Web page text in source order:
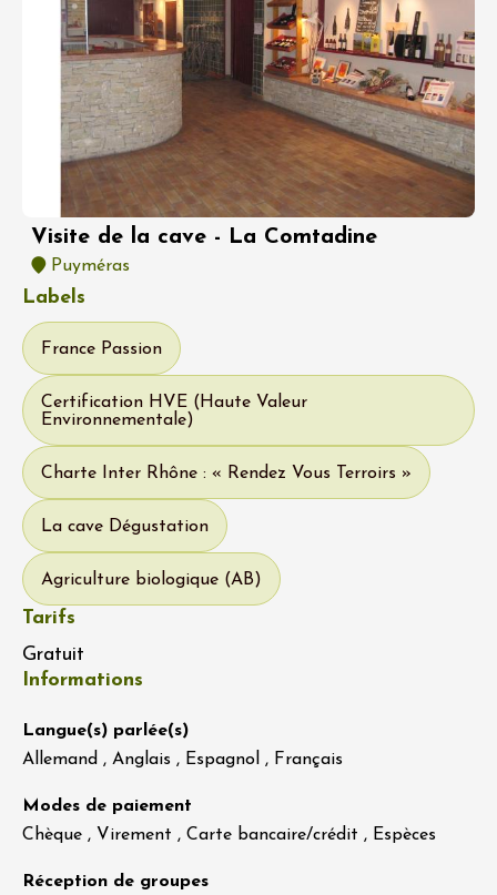
Visite de la cave - La Comtadine
Puyméras
Labels
France Passion
Certification HVE (Haute Valeur
Environnementale)
Charte Inter Rhône : « Rendez Vous Terroirs »
La cave Dégustation
Agriculture biologique (AB)
Tarifs
Gratuit
Informations
Langue(s) parlée(s)
Allemand , Anglais , Espagnol , Français
Modes de paiement
Chèque , Virement , Carte bancaire/crédit , Espèces
Réception de groupes